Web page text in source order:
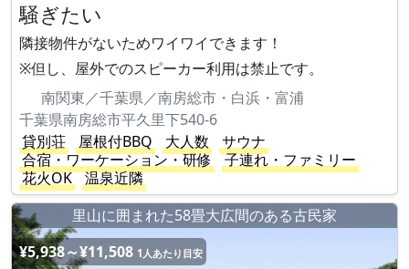
騒ぎたい
隣接物件がないためワイワイできます！
※但し、屋外でのスピーカー利用は禁止です。
南関東／千葉県／南房総市・白浜・富浦
千葉県南房総市平久里下540-6
貸別荘
屋根付BBQ 大人数
サウナ
合宿・ワーケーション・研修
子連れ・ファミリー
花火OK
温泉近隣
里山に囲まれた58畳大広間のある古民家
¥5,938～¥11,508 1人あたり目安